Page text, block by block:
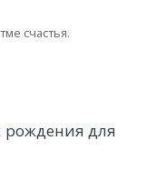
счастья.